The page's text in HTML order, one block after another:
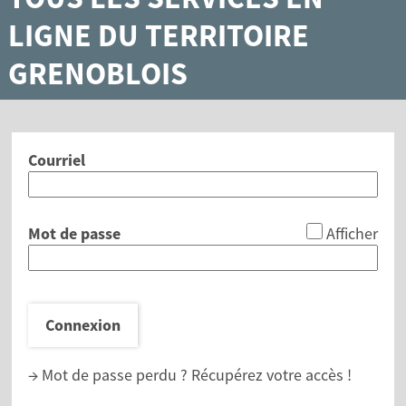
LIGNE DU TERRITOIRE
GRENOBLOIS
Courriel
Mot de passe Afficher
Connexion
→ Mot de passe perdu ? Récupérez votre accès !